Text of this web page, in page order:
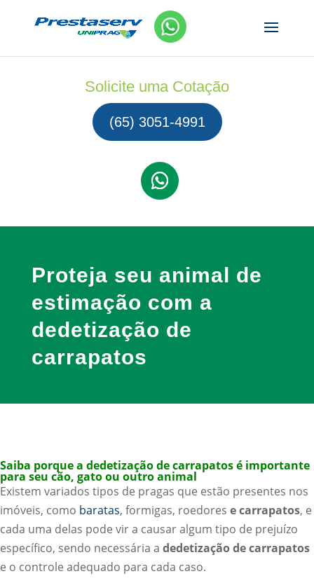
Solicite uma Cotação
(65) 3051-4991
Proteja seu animal de
estimação com a
dedetização de
carrapatos
Saiba porque a dedetização de carrapatos é importante
para seu cão, gato ou outro animal
Existem variados tipos de pragas que estão presentes nos
imóveis, como baratas, formigas, roedores e carrapatos, e
cada uma delas pode vir a causar algum tipo de prejuízo
específico, sendo necessária a dedetização de carrapatos
e o controle adequado para cada caso.